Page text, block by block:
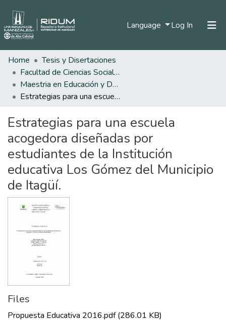
Language Log In (current)
Home
Tesis y Disertaciones
Facultad de Ciencias Sociales y Humanas
Maestria en Educación y Desarrollo Humano
Estrategias para una escuela acogedora diseñadas por estudiantes de la Institución educativa Los Gómez del Municipio de Itagüí.
Estrategias para una escuela
acogedora diseñadas por
estudiantes de la Institución
educativa Los Gómez del Municipio
de Itagüí.
Files
Propuesta Educativa 2016.pdf(286.01 KB)